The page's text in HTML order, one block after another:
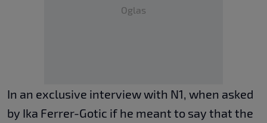
Oglas
In an exclusive interview with N1, when asked
by Ika Ferrer-Gotic if he meant to say that the